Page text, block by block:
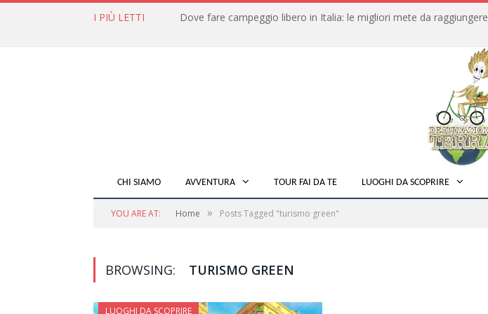
I PIÙ LETTI
CHI SIAMO AVVENTURA TOUR FAI DA TE LUOGHI DA SCOPRIRE
YOU ARE AT: Home » Posts Tagged "turismo green"
BROWSING: TURISMO GREEN
LUOGHI DA SCOPRIRE